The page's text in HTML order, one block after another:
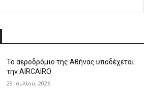
Το αεροδρόμιο της Αθήνας υποδέχεται
την AIRCAIRO
29 Ιουλίου, 2026